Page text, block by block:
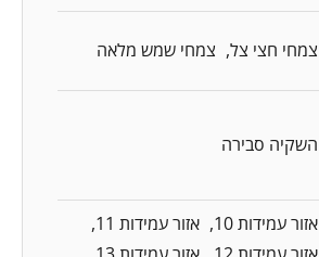
צמחי חצי צל צמחי שמש מלאה
השקיה סבירה
אזור עמידות 10
אזור עמידות 11